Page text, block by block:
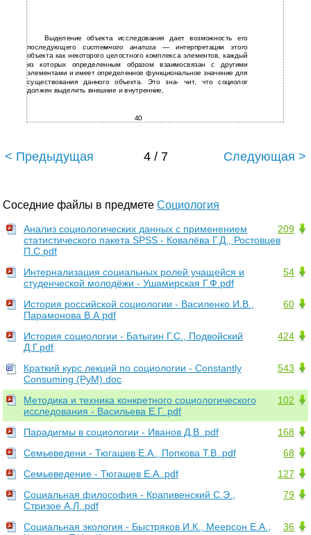
Выделение объекта исследования дает возможность его
последующегосистемного анализа — интерпретации этого
объекта как некоторого целостного комплекса элементов, каждый
из которых определенным образом взаимосвязан с другими
элементами и имеет определенное функциональное значение для
существования данного объекта. Это зна- чит, что социолог
должен выделить внешние и внутренние,
40
< Предыдущая 4 / 7 Следующая >
Соседние файлы в предмете Социология
209
Анализ социологических данных с применением
статистического пакета SPSS - Ковалёва Г.Д., Ростовцев
П.С.pdf
54
Интернализация социальных ролей учащейся и
студенческой молодёжи - Ушамирская Г.Ф.pdf
60
История российской социологии - Василенко И.В.,
Парамонова В.А.pdf
424
История социологии - Батыгин Г.С., Подвойский
Д.Г.pdf
543
Краткий курс лекций по социологии - Constantly
Consuming (PyM).doc
102
Методика и техника конкретного социологического
исследования - Васильева Е.Г..pdf
168
Парадигмы в социологии - Иванов Д.В..pdf
68
Семьеведени - Тюгашев Е.А., Попкова Т.В..pdf
127
Семьеведение - Тюгашев Е.А..pdf
79
Социальная философия - Крапивенский С.Э.,
Стризое А.Л..pdf
36
Социальная экология - Быстряков И.К., Меерсон Е.А.,